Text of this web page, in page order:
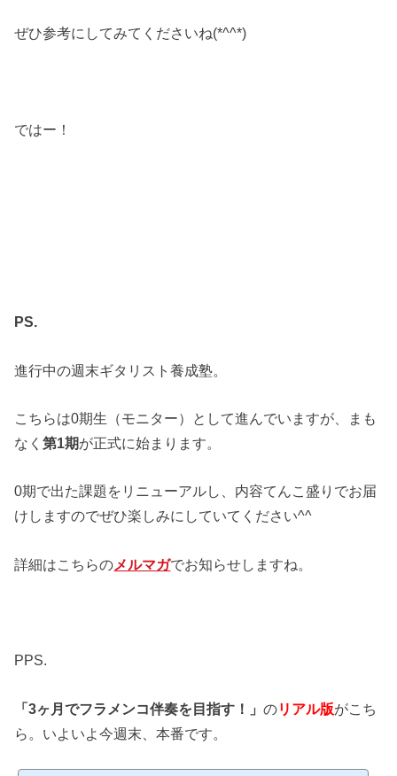
ぜひ参考にしてみてくださいね(*^^*)
ではー！
PS.
進行中の週末ギタリスト養成塾。
こちらは0期生（モニター）として進んでいますが、まも
なく第1期が正式に始まります。
0期で出た課題をリニューアルし、内容てんこ盛りでお届
けしますのでぜひ楽しみにしていてください^^
詳細はこちらのメルマガでお知らせしますね。
PPS.
「3ヶ月でフラメンコ伴奏を目指す！」のリアル版がこち
ら。いよいよ今週末、本番です。